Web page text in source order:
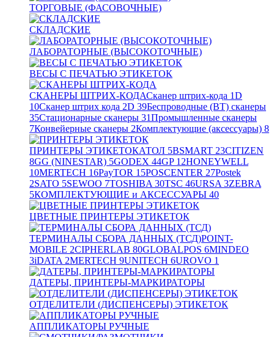
ТОРГОВЫЕ (ФАСОВОЧНЫЕ)
СКЛАДСКИЕ
ЛАБОРАТОРНЫЕ (ВЫСОКОТОЧНЫЕ)
ВЕСЫ С ПЕЧАТЬЮ ЭТИКЕТОК
СКАНЕРЫ ШТРИХ-КОДАСканер штрих-кода 1D
10Сканер штрих кода 2D 39Беспроводные (BT) сканеры
35Стационарные сканеры 31Промышленные сканеры
7Конвейерные сканеры 2Комплектующие (аксессуары) 8
ПРИНТЕРЫ ЭТИКЕТОКАТОЛ 5BSMART 23CITIZEN
8GG (NINESTAR) 5GODEX 44GP12HONEYWELL
10MERTECH 16PayTOR 15POSCENTER 27Postek
2SATO 5SEWOO 7TOSHIBA 30TSC 46URSA 3ZEBRA
5КОМПЛЕКТУЮЩИЕ и АКСЕССУАРЫ 40
ЦВЕТНЫЕ ПРИНТЕРЫ ЭТИКЕТОК
ТЕРМИНАЛЫ СБОРА ДАННЫХ (ТСД)POINT-
MOBILE 2CIPHERLAB 80GLOBALPOS 6MINDEO
3iDATA 2MERTECH 9UNITECH 6UROVO 1
ДАТЕРЫ, ПРИНТЕРЫ-МАРКИРАТОРЫ
ОТДЕЛИТЕЛИ (ДИСПЕНСЕРЫ) ЭТИКЕТОК
АППЛИКАТОРЫ РУЧНЫЕ